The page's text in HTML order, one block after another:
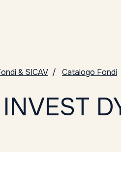
& SICAV Catalogo Fondi